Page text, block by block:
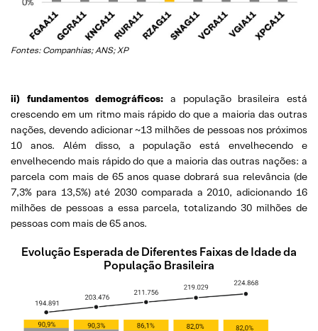
Fontes: Companhias; ANS; XP
ii) fundamentos demográficos: a população brasileira está
crescendo em um ritmo mais rápido do que a maioria das outras
nações, devendo adicionar ~13 milhões de pessoas nos próximos
10 anos. Além disso, a população está envelhecendo e
envelhecendo mais rápido do que a maioria das outras nações: a
parcela com mais de 65 anos quase dobrará sua relevância (de
7,3% para 13,5%) até 2030 comparada a 2010, adicionando 16
milhões de pessoas a essa parcela, totalizando 30 milhões de
pessoas com mais de 65 anos.
Evolução Esperada de Diferentes Faixas de Idade da
População Brasileira